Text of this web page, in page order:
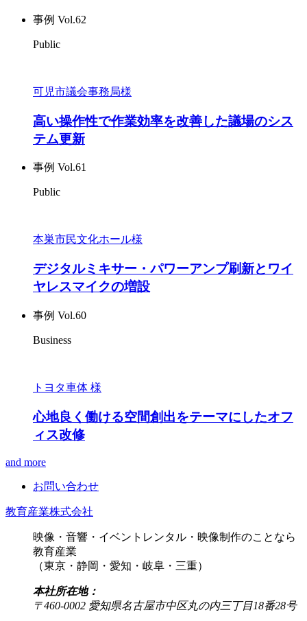
事例 Vol.62
Public
可児市議会事務局様
高い操作性で作業効率を改善した議場のシス
テム更新
事例 Vol.61
Public
本巣市民文化ホール様
デジタルミキサー・パワーアンプ刷新とワイ
ヤレスマイクの増設
事例 Vol.60
Business
トヨタ車体 様
心地良く働ける空間創出をテーマにしたオフ
ィス改修
and more
お問い合わせ
教育産業株式会社
映像・音響・イベントレンタル・映像制作のことなら
教育産業
（東京・静岡・愛知・岐阜・三重）
本社所在地：
〒460-0002 愛知県名古屋市中区丸の内三丁目18番28号